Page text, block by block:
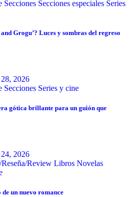
Secciones Secciones especiales Series
Grogu’? Luces y sombras del regreso
2026
Secciones Series y cine
gótica brillante para un guión que
2026
Review Libros Novelas
un nuevo romance